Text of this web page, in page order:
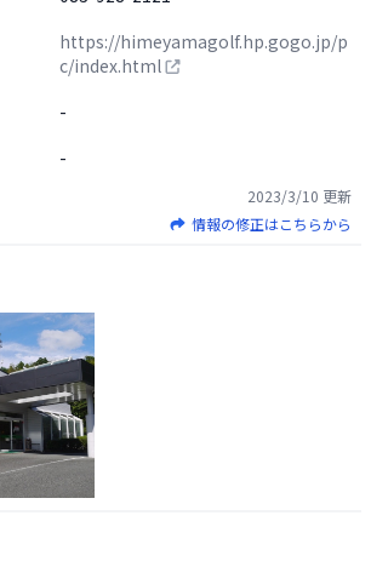
https://himeyamagolf.hp.gogo.jp/p
c/index.html
-
-
2023/3/10 更新
情報の修正はこちらから